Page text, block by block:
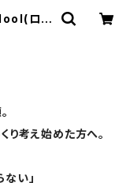
lool(ロー
り考え始めた方へ。
ない」